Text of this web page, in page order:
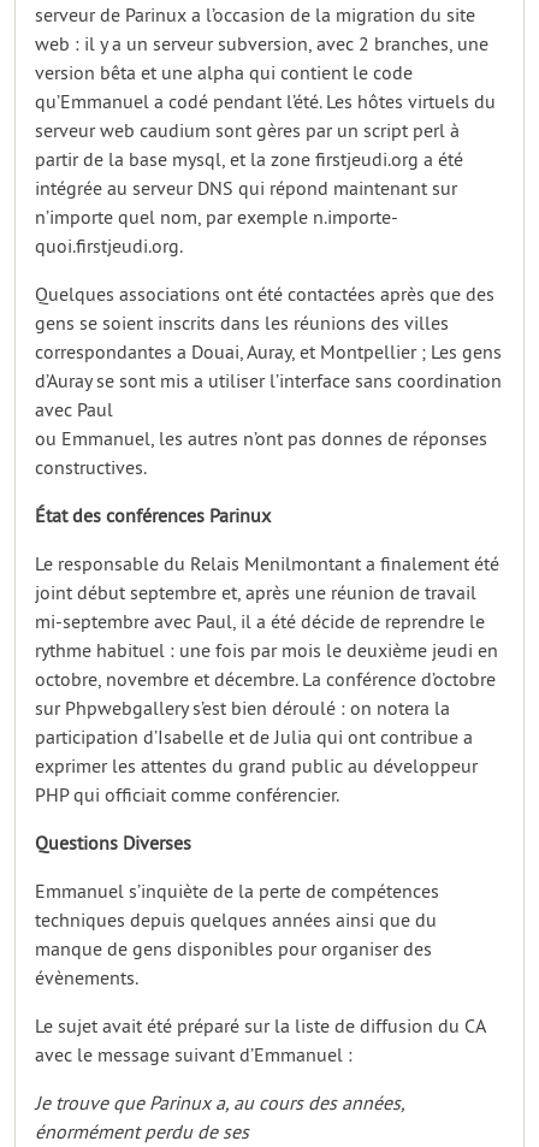
serveur de Parinux a l’occasion de la migration du site
web : il y a un serveur subversion, avec 2 branches, une
version bêta et une alpha qui contient le code
qu’Emmanuel a codé pendant l’été. Les hôtes virtuels du
serveur web caudium sont gères par un script perl à
partir de la base mysql, et la zone firstjeudi.org a été
intégrée au serveur DNS qui répond maintenant sur
n’importe quel nom, par exemple n.importe-
quoi.firstjeudi.org.
Quelques associations ont été contactées après que des
gens se soient inscrits dans les réunions des villes
correspondantes a Douai, Auray, et Montpellier ; Les gens
d’Auray se sont mis a utiliser l’interface sans coordination
avec Paul
ou Emmanuel, les autres n’ont pas donnes de réponses
constructives.
État des conférences Parinux
Le responsable du Relais Menilmontant a finalement été
joint début septembre et, après une réunion de travail
mi-septembre avec Paul, il a été décide de reprendre le
rythme habituel : une fois par mois le deuxième jeudi en
octobre, novembre et décembre. La conférence d’octobre
sur Phpwebgallery s’est bien déroulé : on notera la
participation d’Isabelle et de Julia qui ont contribue a
exprimer les attentes du grand public au développeur
PHP qui officiait comme conférencier.
Questions Diverses
Emmanuel s’inquiète de la perte de compétences
techniques depuis quelques années ainsi que du
manque de gens disponibles pour organiser des
évènements.
Le sujet avait été préparé sur la liste de diffusion du CA
avec le message suivant d’Emmanuel :
Je trouve que Parinux a, au cours des années,
énormément perdu de ses